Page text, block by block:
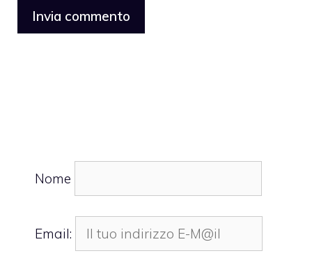
Nome
Email: